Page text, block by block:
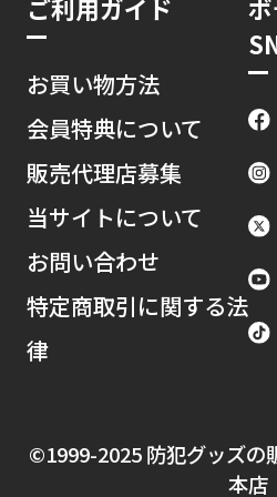
ご利用ガイド
お買い物方法
会員特典について
販売代理店募集
当サイトについて
お問い合わせ
特定商取引に関する法
律
©1999-2025 防犯グッズの
本店